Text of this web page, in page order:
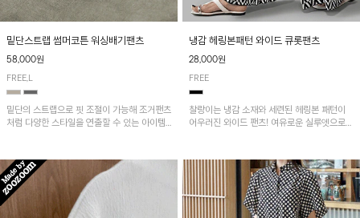
밑단스트랩 썸머코튼 워싱배기팬츠
58,000원
FREE,L
밑단의 스트랩으로 핏 조절이 가능해 조거팬츠
처럼 다양한 스타일을 연출할 수 있는 아이템!
냉감 헤링본패턴 와이드 큐롯팬츠
28,000원
FREE
찰랑이는 냉감 소재와 세련된 헤링본 패턴이
어우러진 와이드 팬츠! 여유로운 실루엣으로
다.